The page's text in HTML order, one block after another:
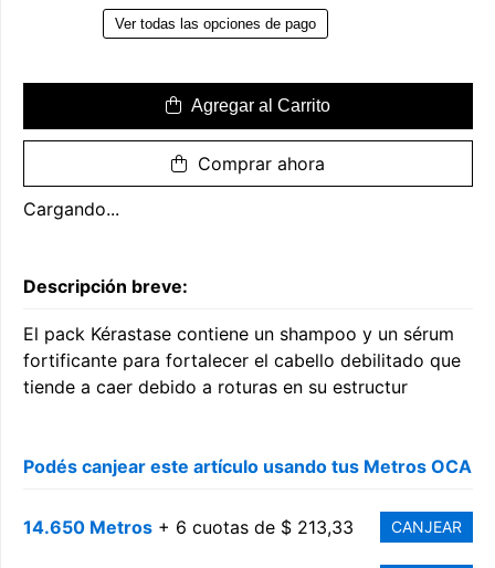
Ver todas las opciones de pago
Agregar al Carrito
Comprar ahora
Cargando...
Descripción breve:
El pack Kérastase contiene un shampoo y un sérum
fortificante para fortalecer el cabello debilitado que
tiende a caer debido a roturas en su estructur
Podés canjear este artículo usando tus Metros OCA
14.650 Metros + 6 cuotas de $ 213,33 CANJEAR